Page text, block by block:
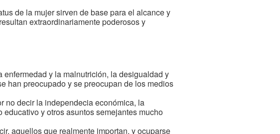
de la mujer sirven de base para el alcance y
extraordinariamente poderosos y
y la malnutrición, la desigualdad y
han preocupado y se preocupan de los medios
no decir la independecia económica, la
y otros asuntos semejantes mucho
aquellos que realmente importan, y ocuparse